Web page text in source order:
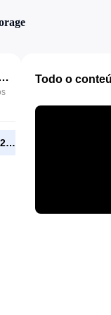
When.The.Phone.Rings.2024.E12.1080p.NF.WEB.End.[RMC].mp4
Todo o